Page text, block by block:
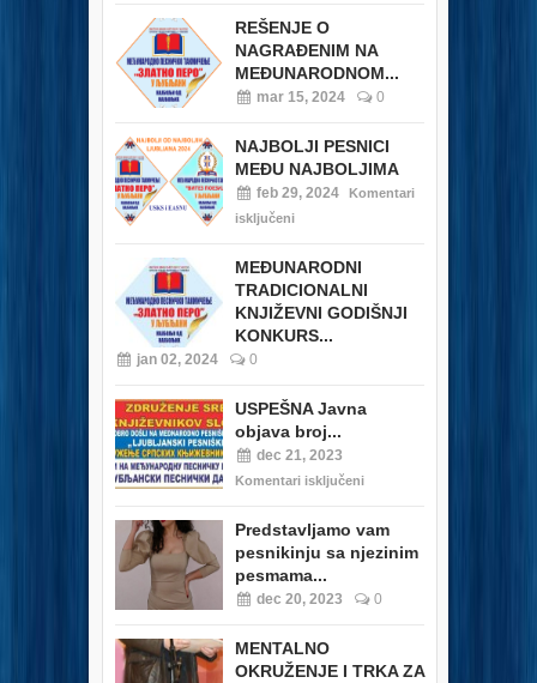
REŠENJE O
NAGRAĐENIM NA
MEĐUNARODNOM...
mar 15, 2024 0
NAJBOLJI PESNICI
MEĐU NAJBOLJIMA
feb 29, 2024
Komentari
isključeni
MEĐUNARODNI
TRADICIONALNI
KNJIŽEVNI GODIŠNJI
KONKURS...
jan 02, 2024 0
USPEŠNA Javna
objava broj...
dec 21, 2023
Komentari isključeni
Predstavljamo vam
pesnikinju sa njezinim
pesmama...
dec 20, 2023 0
MENTALNO
OKRUŽENJE I TRKA ZA